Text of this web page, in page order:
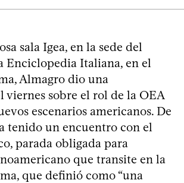
sala Igea, en la sede del
Enciclopedia Italiana, en el
Almagro dio una
viernes sobre el rol de la OEA
escenarios americanos. De
tenido un encuentro con el
parada obligada para
que transite en la
que definió como “una